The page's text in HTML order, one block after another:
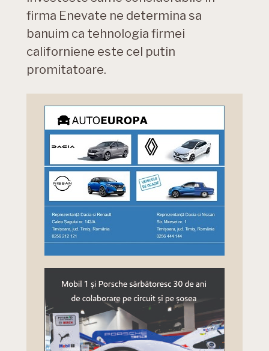
firma Enevate ne determina sa
banuim ca tehnologia firmei
californiene este cel putin
promitatoare.